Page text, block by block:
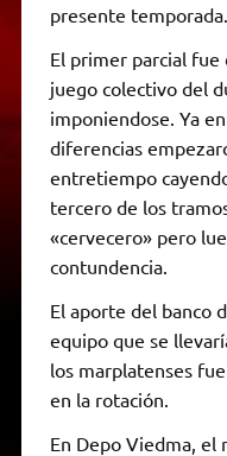
presente temporada.
El primer parcial
juego colectivo del
imponiendose. Ya
diferencias
entretiempo
tercero de los
«cervecero» pero
contundencia.
El aporte del banco
equipo que se
los marplatenses
en la rotación.
En Depo Viedma, el